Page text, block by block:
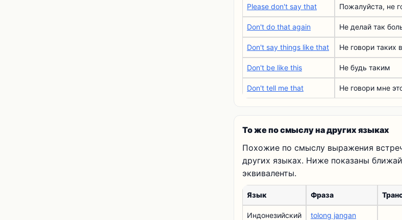
Please don't say that Пожалуйста, не
Don't do that again Не делай так
Don't say things like that Не говори таких
Don't be like this Не будь таким
Don't tell me that Не говори мне
То же по смыслу на других языках
Похожие по смыслу выражения
других языках. Ниже показаны
эквиваленты.
Язык Фраза
Индонезийский
tolong jangan